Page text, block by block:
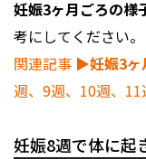
妊娠3ヶ月ごろの様
考にしてください。
関連記事 ▶︎妊娠3ヶ
週、9週、10週、11
妊娠8週で体に起